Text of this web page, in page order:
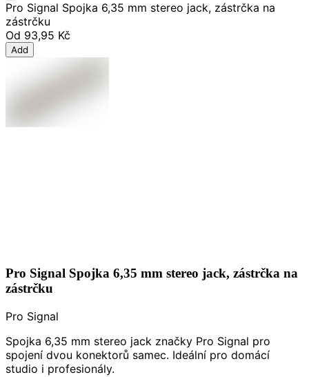
Pro Signal Spojka 6,35 mm stereo jack, zástrčka na
zástrčku
Od 93,95 Kč
Add
Pro Signal Spojka 6,35 mm stereo jack, zástrčka na
zástrčku
Pro Signal
Spojka 6,35 mm stereo jack značky Pro Signal pro
spojení dvou konektorů samec. Ideální pro domácí
studio i profesionály.